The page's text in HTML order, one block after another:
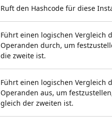
Ruft den Hashcode für diese
Führt einen logischen Vergleich
Operanden durch, um
die zweite ist.
Führt einen logischen Vergleich
Operanden aus, um
gleich der zweiten ist.